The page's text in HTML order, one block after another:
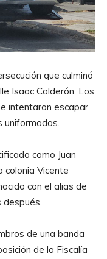
que culminó
Isaac Calderón. Los
intentaron escapar
uniformados.
como Juan
colonia Vicente
con el alias de
después.
de una banda
de la Fiscalía